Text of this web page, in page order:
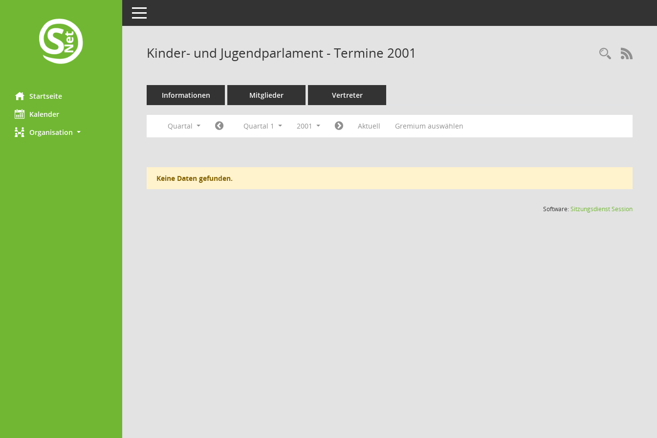
Startseite
Kalender
Organisation
Toggle navigation
Kinder- und Jugendparlament - Termine 2001
Informationen Mitglieder Vertreter
Quartal Quartal 1 2001 Aktuell Gremium auswählen
Keine Daten gefunden.
Software:SitzungsdienstSession(Wird in